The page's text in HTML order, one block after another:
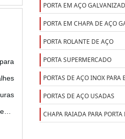
PORTA EM AÇO
PORTA EM CHAPA DE AÇO
PORTA ROLANTE DE AÇO
PORTA SUPERMERCADO
PORTAS DE AÇO INOX PARA
PORTAS DE AÇO USADAS
CHAPA RAIADA PARA PORTA